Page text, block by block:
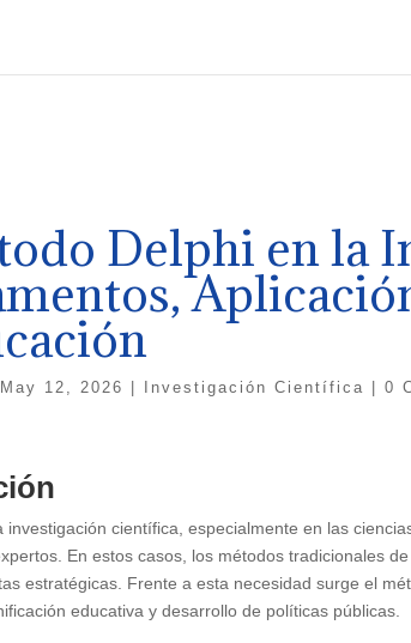
Delphi en la
May 12, 2026 Investigación Científica |0
investigación científica, especialmente en las
En estos casos, los métodos tradicionales
estratégicas. Frente a esta necesidad surge el
educativa y desarrollo de políticas públicas.